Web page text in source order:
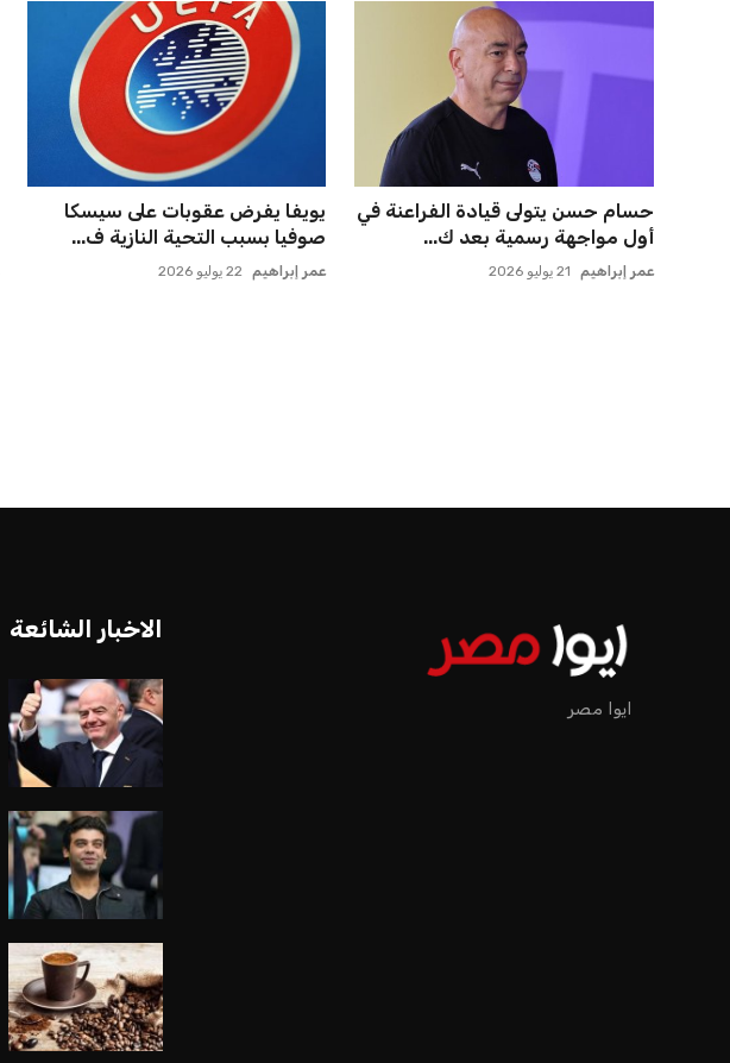
أزمة زيزو مع الزمالك تصل إلى فيفا
وتثير الجدل
عمر إبراهيم 21 يوليو 2026
اتحاد جدة يؤكد موقفه النهائي حول
لاعبي الأهلي
عمر إبراهيم 22 يوليو 2026
ايوا مصر
الاخبار الشائعة